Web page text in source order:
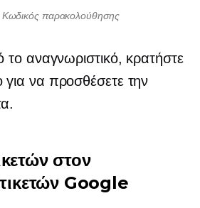
Κωδικός παρακολούθησης
το αναγνωριστικό, κρατήστε
να προσθέσετε την
στον
Google